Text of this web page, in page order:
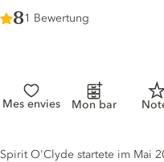
Score :
8/ 10
1 Bewertung
Mes envies Mon bar
Gin description
Spirit O'Clyde startete im Mai